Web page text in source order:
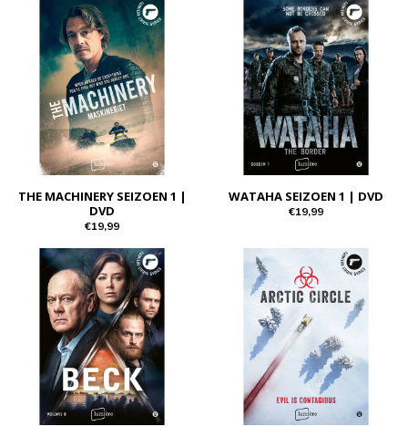
THE MACHINERY SEIZOEN 1 |
DVD
€19,99
WATAHA SEIZOEN 1 | DVD
€19,99